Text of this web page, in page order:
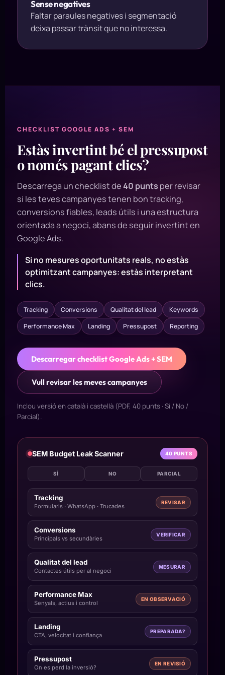
Sense negatives
Faltar paraules negatives i segmentació
deixa passar trànsit que no interessa.
CHECKLIST GOOGLE ADS + SEM
Estàs invertint bé el pressupost
o només pagant clics?
Descarrega un checklist de40 punts per revisar
si les teves campanyes tenen bon tracking,
conversions fiables, leads útils i una estructura
orientada a negoci, abans de seguir invertint en
Google Ads.
Si no mesures oportunitats reals, no estàs
optimitzant campanyes: estàs interpretant
clics.
Tracking Conversions Qualitat del lead
Keywords
Performance Max
Landing Pressupost Reporting
Descarregar checklist Google Ads + SEM
Vull revisar les meves campanyes
Inclou versió en català i castellà (PDF, 40 punts · Sí / No /
Parcial).
SEM Budget Leak Scanner 40 PUNTS
SÍ NO PARCIAL
Tracking
Formularis · WhatsApp · Trucades
REVISAR
Conversions
Principals vs secundàries
VERIFICAR
Qualitat del lead
Contactes útils per al negoci
MESURAR
Performance Max
Senyals, actius i control
EN OBSERVACIÓ
Landing
CTA, velocitat i confiança
PREPARADA?
Pressupost
On es perd la inversió?
EN REVISIÓ